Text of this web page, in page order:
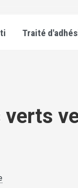
Traité